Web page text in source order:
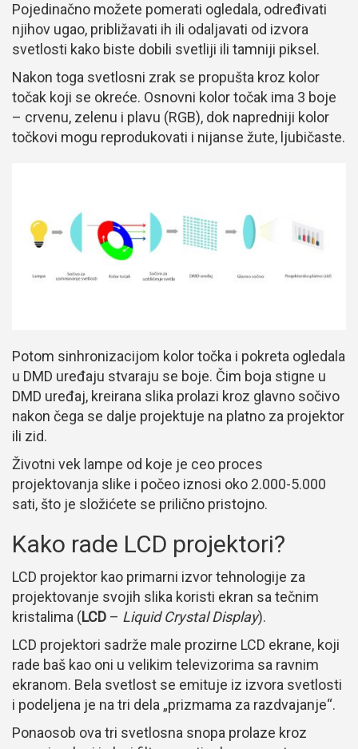
Pojedinačno možete pomerati ogledala, određivati
njihov ugao, približavati ih ili odaljavati od izvora
svetlosti kako biste dobili svetliji ili tamniji piksel.
Nakon toga svetlosni zrak se propušta kroz kolor
točak koji se okreće. Osnovni kolor točak ima 3 boje
– crvenu, zelenu i plavu (RGB), dok napredniji kolor
točkovi mogu reprodukovati i nijanse žute, ljubičaste.
Potom sinhronizacijom kolor točka i pokreta ogledala
u DMD uređaju stvaraju se boje. Čim boja stigne u
DMD uređaj, kreirana slika prolazi kroz glavno sočivo
nakon čega se dalje projektuje na platno za projektor
ili zid.
Životni vek lampe od koje je ceo proces
projektovanja slike i počeo iznosi oko 2.000-5.000
sati, što je složićete se prilično pristojno.
Kako rade LCD projektori?
LCD projektor kao primarni izvor tehnologije za
projektovanje svojih slika koristi ekran sa tečnim
kristalima (LCD – Liquid Crystal Display).
LCD projektori sadrže male prozirne LCD ekrane, koji
rade baš kao oni u velikim televizorima sa ravnim
ekranom. Bela svetlost se emituje iz izvora svetlosti
i podeljena je na tri dela „prizmama za razdvajanje“.
Ponaosob ova tri svetlosna snopa prolaze kroz